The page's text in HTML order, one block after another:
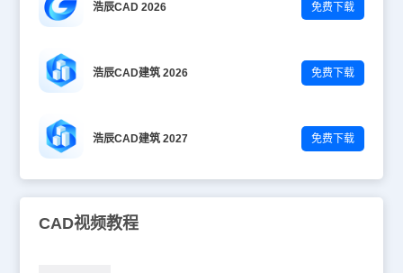
浩辰CAD 2026 免费下载
浩辰CAD建筑 2026 免费下载
浩辰CAD建筑 2027 免费下载
CAD视频教程